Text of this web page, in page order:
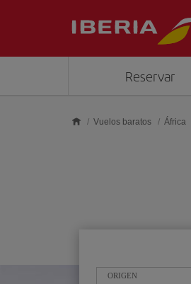
Reservar
Vuelos baratos África
ORIGEN